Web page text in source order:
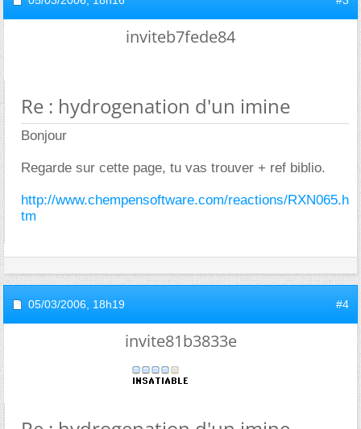
inviteb7fede84
Re : hydrogenation d'un imine
Bonjour
Regarde sur cette page, tu vas trouver + ref biblio.
http://www.chempensoftware.com/reactions/RXN065.h
tm
05/03/2006, 18h19 #4
invite81b3833e